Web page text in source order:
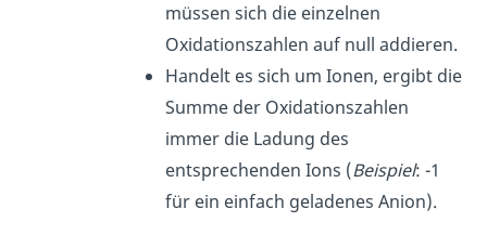
müssen sich die einzelnen
Oxidationszahlen auf null addieren.
Handelt es sich um Ionen, ergibt die
Summe der Oxidationszahlen
immer die Ladung des
entsprechenden Ions (Beispiel: -1
für ein einfach geladenes Anion).